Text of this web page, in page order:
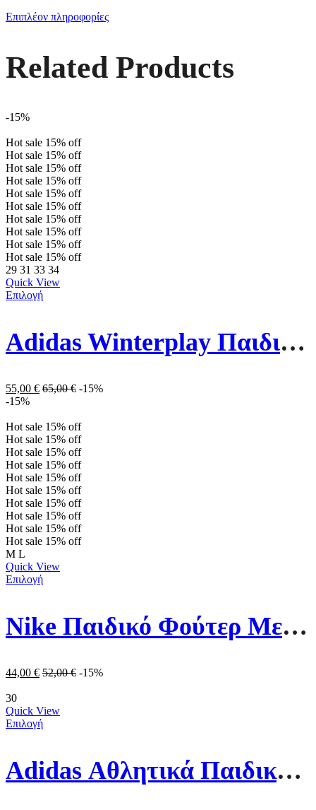
Επιπλέον πληροφορίες
Related Products
-15%
Hot sale 15% off
Hot sale 15% off
Hot sale 15% off
Hot sale 15% off
Hot sale 15% off
Hot sale 15% off
Hot sale 15% off
Hot sale 15% off
Hot sale 15% off
Hot sale 15% off
29 31 33 34
Quick View
Επιλογή
Adidas Winterplay Παιδικά Μποτάκια Χιονιού Με Σκρατς GZ6795 Navy Μπλε
55,00 € 65,00€ -15%
-15%
Hot sale 15% off
Hot sale 15% off
Hot sale 15% off
Hot sale 15% off
Hot sale 15% off
Hot sale 15% off
Hot sale 15% off
Hot sale 15% off
Hot sale 15% off
Hot sale 15% off
M L
Quick View
Επιλογή
Nike Παιδικό Φούτερ Με Κουκούλα Και Τσέπες DM8097-010 Μαύρο
44,00 € 52,00€ -15%
30
Quick View
Επιλογή
Adidas Αθλητικά Παιδικά Παπούτσια Μπάσκετ Hoops 2 FY7009 Core Black / Cloud White / Vivid Red